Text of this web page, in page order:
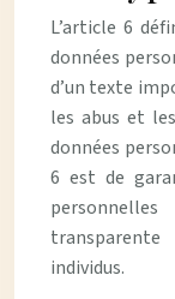
L’article 6
données
d’un texte
les abus et
données
6 est de
individus.